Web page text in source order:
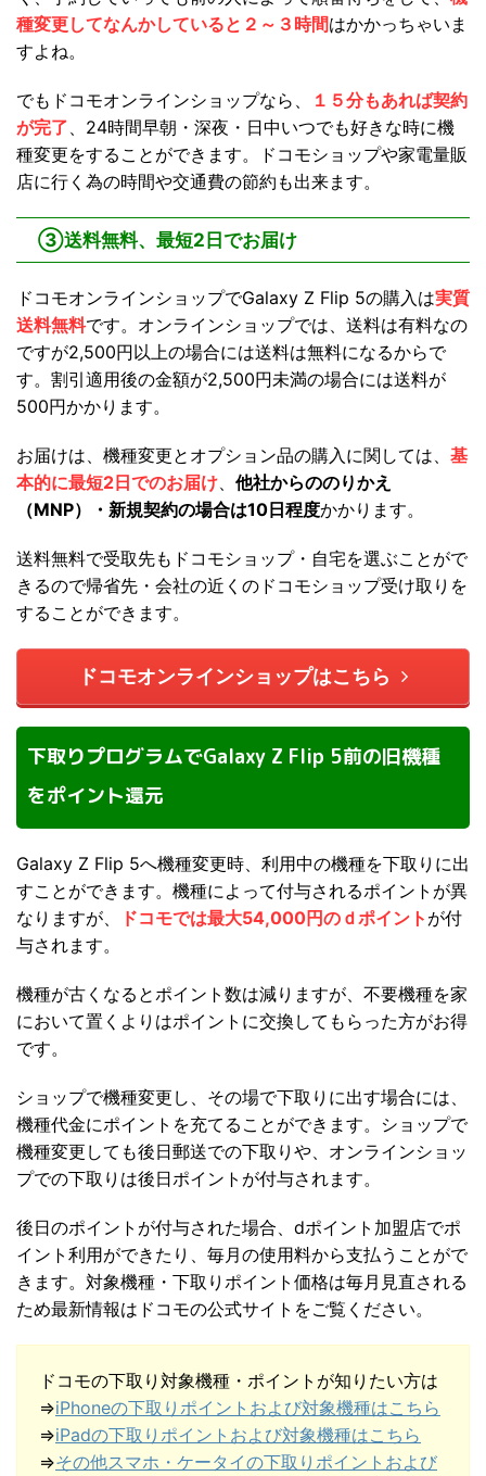
種変更してなんかしていると２～３時間はかかっちゃいま
すよね。
でもドコモオンラインショップなら、
１５分もあれば契約
が完了 、24時間早朝・深夜・日中いつでも好きな時に機
種変更をすることができます。ドコモショップや家電量販
店に行く為の時間や交通費の節約も出来ます。
③送料無料、最短2日でお届け
ドコモオンラインショップでGalaxy Z Flip 5の購入は実質
送料無料です。オンラインショップでは、送料は有料なの
ですが2,500円以上の場合には送料は無料になるからで
す。割引適用後の金額が2,500円未満の場合には送料が
500円かかります。
お届けは、機種変更とオプション品の購入に関しては、 基
本的に最短2日でのお届け
他社からののりかえ
（MNP）・新規契約の場合は10日程度かかります。
送料無料で受取先もドコモショップ・自宅を選ぶことがで
きるので帰省先・会社の近くのドコモショップ受け取りを
することができます。
ドコモオンラインショップはこちら
下取りプログラムでGalaxy Z Flip 5前の旧機種
をポイント還元
Galaxy Z Flip 5へ機種変更時、利用中の機種を下取りに出
すことができます。機種によって付与されるポイントが異
なりますが、
ドコモでは最大54,000円のｄポイント が付
与されます。
機種が古くなるとポイント数は減りますが、不要機種を家
において置くよりはポイントに交換してもらった方がお得
です。
ショップで機種変更し、その場で下取りに出す場合には、
機種代金にポイントを充てることができます。ショップで
機種変更しても後日郵送での下取りや、オンラインショッ
プでの下取りは後日ポイントが付与されます。
後日のポイントが付与された場合、dポイント加盟店でポ
イント利用ができたり、毎月の使用料から支払うことがで
きます。対象機種・下取りポイント価格は毎月見直される
ため最新情報はドコモの公式サイトをご覧ください。
ドコモの下取り対象機種・ポイントが知りたい方は
⇒iPhoneの下取りポイントおよび対象機種はこちら
⇒iPadの下取りポイントおよび対象機種はこちら
⇒その他スマホ・ケータイの下取りポイントおよび